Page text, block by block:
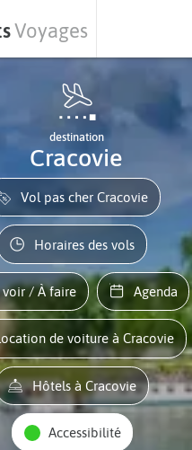
Voyages
destination
Cracovie
Vol pas cher Cracovie
Horaires des vols
À voir / À faire Agenda
Location de voiture à Cracovie
Hôtels à Cracovie
Accessibilité